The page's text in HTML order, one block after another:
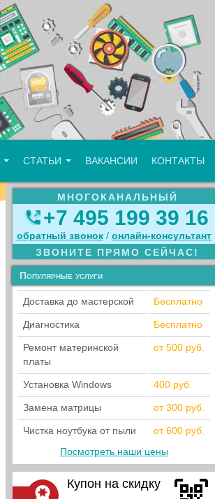
СТАТЬИ ВАКАНСИИ КОНТАКТЫ
МНОГОКАНАЛЬНЫЙ
+7 495 199 39 16
обратный звонок / онлайн‑консультант
ЗВОНИТЕ ПРЯМО СЕЙЧАС!
Популярные услуги
Доставка до мастерской Бесплатно
Диагностика Бесплатно
Ремонт материнской
платы
от 500 руб.
Установка Windows 400 руб.
Замена матрицы от 300 руб.
Чистка ноутбука от пыли
от 600 руб.
Посмотреть наши цены
Купон на скидку